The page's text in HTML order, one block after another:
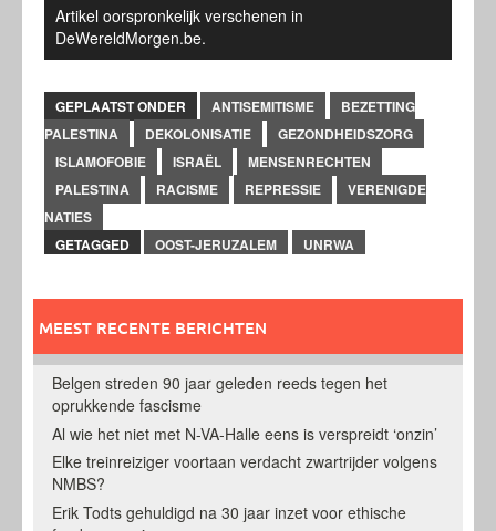
Artikel oorspronkelijk verschenen in
DeWereldMorgen.be.
GEPLAATST ONDER ANTISEMITISME
BEZETTING
PALESTINA
DEKOLONISATIE
GEZONDHEIDSZORG
ISLAMOFOBIE
ISRAËL
MENSENRECHTEN
PALESTINA
RACISME REPRESSIE
VERENIGDE
NATIES
GETAGGED
OOST-JERUZALEM UNRWA
MEEST RECENTE BERICHTEN
Belgen streden 90 jaar geleden reeds tegen het
oprukkende fascisme
Al wie het niet met N-VA-Halle eens is verspreidt ‘onzin’
Elke treinreiziger voortaan verdacht zwartrijder volgens
NMBS?
Erik Todts gehuldigd na 30 jaar inzet voor ethische